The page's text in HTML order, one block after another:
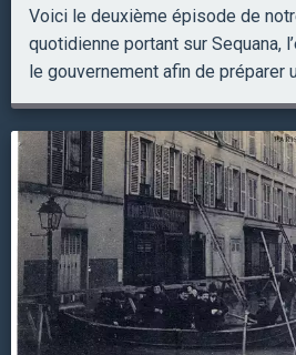
Voici le deuxième épisode de
quotidienne portant sur Sequana,
le gouvernement afin de préparer